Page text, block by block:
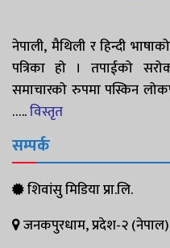
नेपाली, मैथिली र हिन्दी
पत्रिका हो । तपाईको
समाचारको रुपमा पस्किन
…..विस्तृत
सम्पर्क
शिवांसु मिडिया प्रा.लि.
जनकपुरधाम, प्रदेश-२ (नेपाल)